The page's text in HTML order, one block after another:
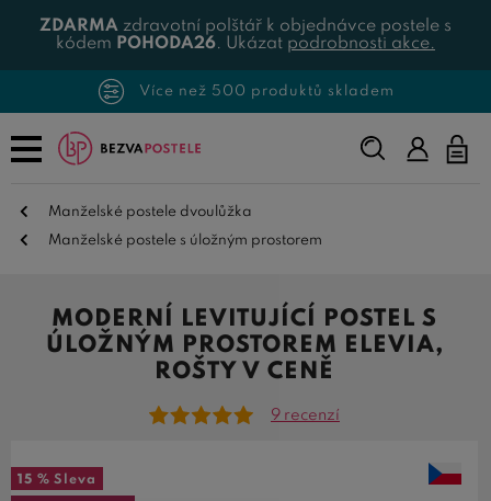
ZDARMA zdravotní polštář k objednávce postele s
kódem POHODA26. Ukázat podrobnosti akce.
Více než 500 produktů skladem
Napište,
co
Manželské postele dvoulůžka
Manželské postele s úložným prostorem
MODERNÍ LEVITUJÍCÍ POSTEL S
ÚLOŽNÝM PROSTOREM ELEVIA,
ROŠTY V CENĚ
9 recenzí
15 % Sleva